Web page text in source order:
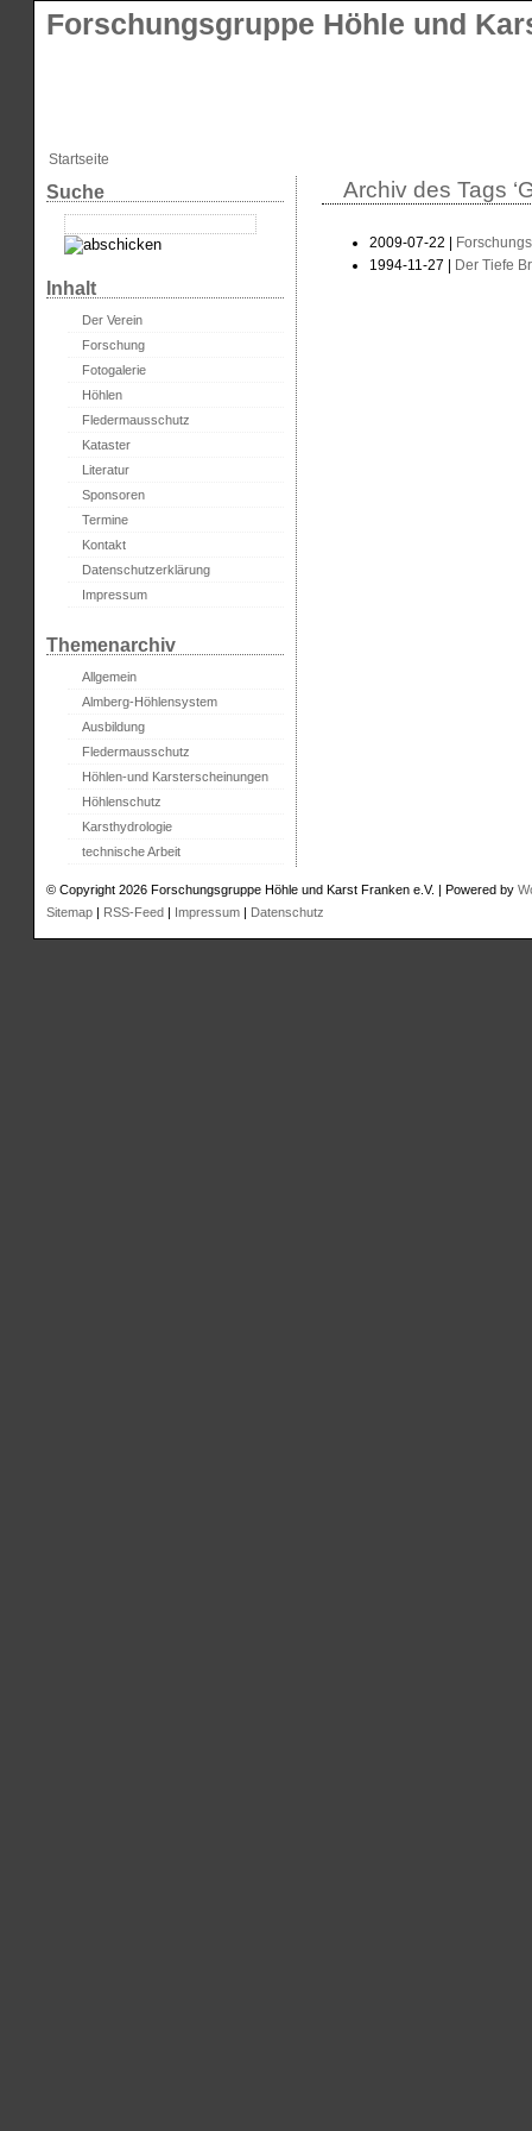
Forschungsgruppe Höhle und
Startseite
Archiv des Tags
2009-07-22 |
1994-11-27 | Der Tiefe
Suche
Inhalt
Der Verein
Forschung
Fotogalerie
Höhlen
Fledermausschutz
Kataster
Literatur
Sponsoren
Termine
Kontakt
Datenschutzerklärung
Impressum
Themenarchiv
Allgemein
Almberg-Höhlensystem
Ausbildung
Fledermausschutz
Höhlen-und Karsterscheinungen
Höhlenschutz
Karsthydrologie
technische Arbeit
© Copyright 2026 Forschungsgruppe Höhle und Karst Franken e.V. | Powered by
Sitemap | RSS-Feed | Impressum | Datenschutz